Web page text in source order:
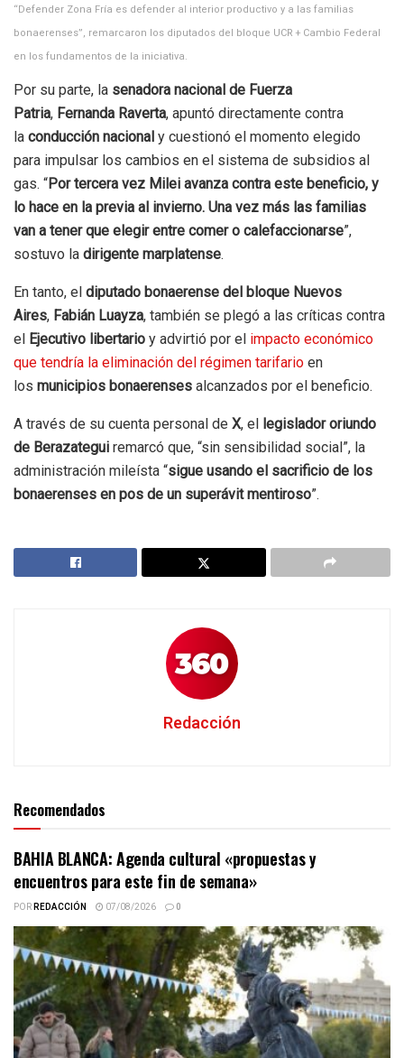
“Defender Zona Fría es defender al interior productivo y a las familias
bonaerenses”, remarcaron los diputados del bloque UCR + Cambio Federal
en los fundamentos de la iniciativa.
Por su parte, la senadora nacional de Fuerza
Patria, Fernanda Raverta, apuntó directamente contra
la conducción nacional y cuestionó el momento elegido
para impulsar los cambios en el sistema de subsidios al
gas. “Por tercera vez Milei avanza contra este beneficio, y
lo hace en la previa al invierno. Una vez más las familias
van a tener que elegir entre comer o calefaccionarse”,
sostuvo la dirigente marplatense.
En tanto, el diputado bonaerense del bloque Nuevos
Aires, Fabián Luayza, también se plegó a las críticas contra
el
Ejecutivo libertario y advirtió por el impacto económico
que tendría la eliminación del régimen tarifario en
los municipios bonaerenses alcanzados por el beneficio.
A través de su cuenta personal de X, el
legislador oriundo
de Berazategui remarcó que, “sin sensibilidad social”, la
administración mileísta “sigue usando el sacrificio de los
bonaerenses en pos de un superávit mentiroso”.
Redacción
Recomendados
BAHIA BLANCA: Agenda cultural «propuestas y
encuentros para este fin de semana»
PORREDACCIÓN 07/08/2026 0